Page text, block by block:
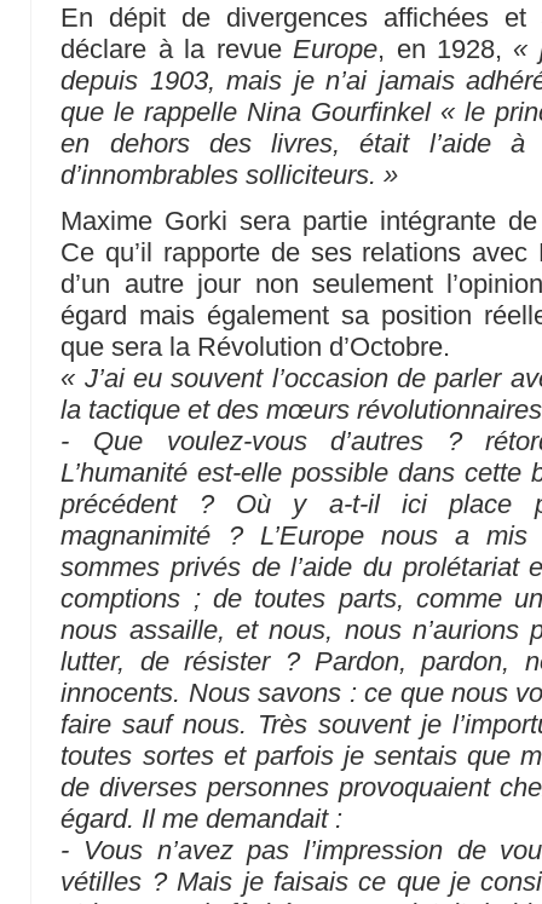
En dépit de divergences affichées et
déclare à la revue Europe, en 1928, «
depuis 1903, mais je n’ai jamais
que le rappelle Nina Gourfinkel « le
en dehors des livres, était l’aide
d’innombrables solliciteurs. »
Maxime Gorki sera partie intégrante
Ce qu’il rapporte de ses relations
d’un autre jour non seulement
égard mais également sa position
que sera la Révolution d’Octobre.
« J’ai eu souvent l’occasion de parler
la tactique et des mœurs
- Que voulez-vous d’autres ?
L’humanité est-elle possible dans cette
précédent ? Où y a-t-il ici place
magnanimité ? L’Europe nous a
sommes privés de l’aide du prolétariat
comptions ; de toutes parts, comme
nous assaille, et nous, nous
lutter, de résister ? Pardon, pardon,
innocents. Nous savons : ce que nous
faire sauf nous. Très souvent je
toutes sortes et parfois je sentais que
de diverses personnes provoquaient
égard. Il me demandait :
- Vous n’avez pas l’impression de
vétilles ? Mais je faisais ce que je